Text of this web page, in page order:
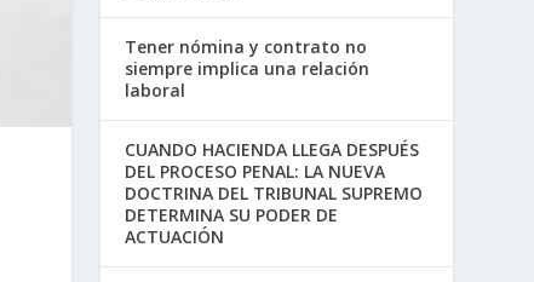
Tener nómina y contrato no
siempre implica una relación
laboral
CUANDO HACIENDA LLEGA DESPUÉS
DEL PROCESO PENAL: LA NUEVA
DOCTRINA DEL TRIBUNAL SUPREMO
DETERMINA SU PODER DE
ACTUACIÓN